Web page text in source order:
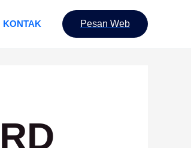
KONTAK Pesan Web